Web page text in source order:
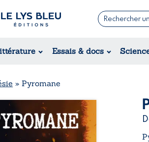
Essais & docs
/ Thriller / Policier
Romance
» Pyromane